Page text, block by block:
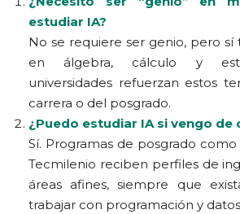
estudiar IA?
No se requiere ser genio, pero sí
en álgebra, cálculo y
universidades refuerzan estos
carrera o del posgrado.
¿Puedo estudiar IA si vengo de
Sí. Programas de posgrado
Tecmilenio reciben perfiles de
áreas afines, siempre que
trabajar con programación y